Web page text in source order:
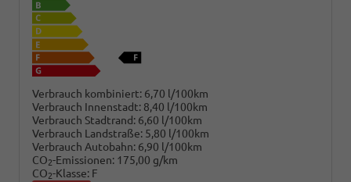
Verbrauch kombiniert: 6,70 l/100km
Verbrauch Innenstadt: 8,40 l/100km
Verbrauch Stadtrand: 6,60 l/100km
Verbrauch Landstraße: 5,80 l/100km
Verbrauch Autobahn: 6,90 l/100km
CO2-Emissionen: 175,00 g/km
CO2-Klasse: F